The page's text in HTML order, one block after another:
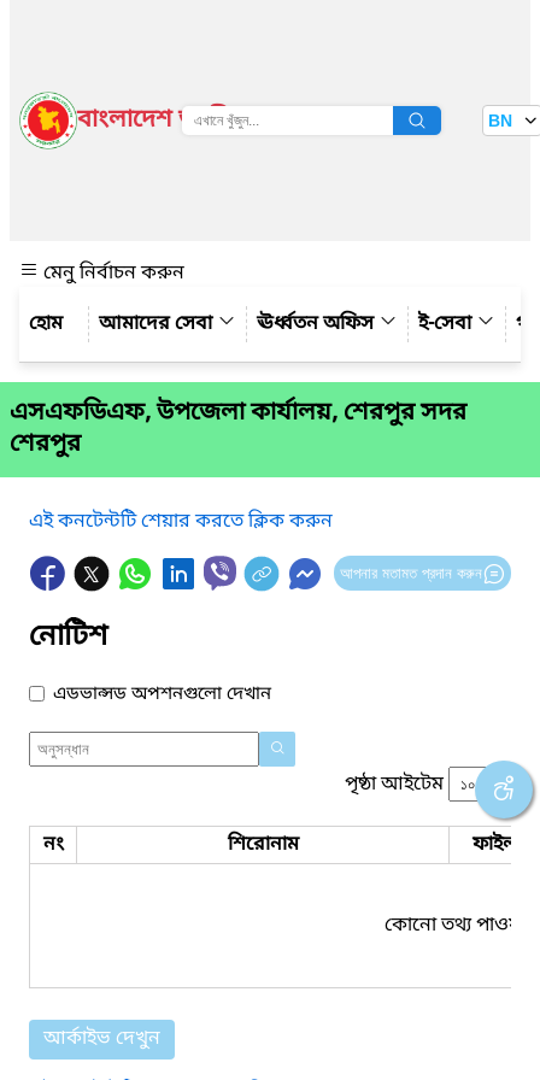
বাংলাদেশ জাতীয় তথ্য বাতায়ন BN
মেনু নির্বাচন করুন
আমাদের সেবা
ঊর্ধ্বতন অফিস ই-সেবা
এসএফডিএফ, উপজেলা কার্যালয়, শেরপুর সদর
শেরপুর
এই কনটেন্টটি শেয়ার করতে ক্লিক করুন
আপনার মতামত প্রদান করুন
নোটিশ
এডভান্সড অপশনগুলো দেখান
পৃষ্ঠা আইটেম
নং শিরোনাম ফাইল
কোনো তথ্য পাওয়া
আর্কাইভ দেখুন